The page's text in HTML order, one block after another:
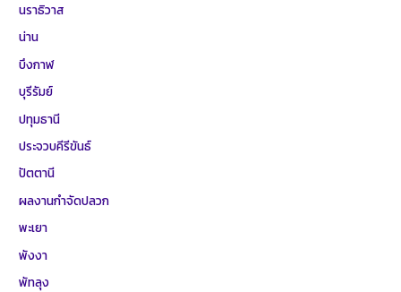
นราธิวาส
น่าน
บึงกาฬ
บุรีรัมย์
ปทุมธานี
ประจวบคีรีขันธ์
ปัตตานี
ผลงานกำจัดปลวก
พะเยา
พังงา
พัทลุง